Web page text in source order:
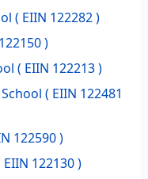
( EIIN 122282 )
)
( EIIN 122213 )
( EIIN 122481
122590 )
EIIN 122130 )